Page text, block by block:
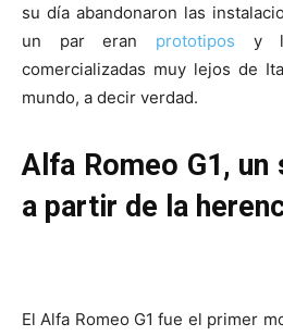
su día abandonaron las
un par eran prototipos y
comercializadas muy lejos de
mundo, a decir verdad.
Alfa Romeo G1,
a partir de la
El Alfa Romeo G1 fue el primer